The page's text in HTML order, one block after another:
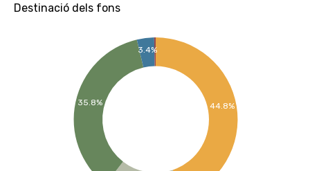
Destinació dels fons
44.8%
35.8%
3.4%